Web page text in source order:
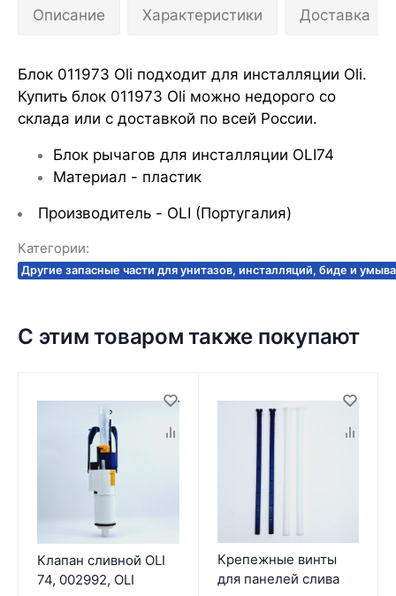
Описание Характеристики Доставка
Блок 011973 Oli подходит для инсталляции Oli.
Купить блок 011973 Oli можно недорого со
склада или с доставкой по всей России.
Блок рычагов для инсталляции OLI74
Материал - пластик
Производитель - OLI (Португалия)
Категории:
Другие запасные части для унитазов, инсталляций, биде и
С этим товаром также покупают
Клапан сливной OLI
74, 002992, OLI
Крепежные винты
для панелей слива